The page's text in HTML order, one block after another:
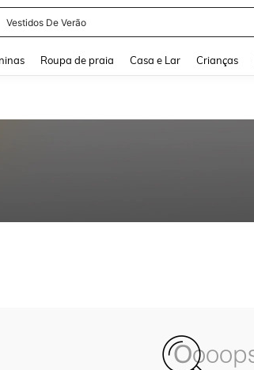
Vestidos De Verão
Roupa de praia Casa e Lar Crianças